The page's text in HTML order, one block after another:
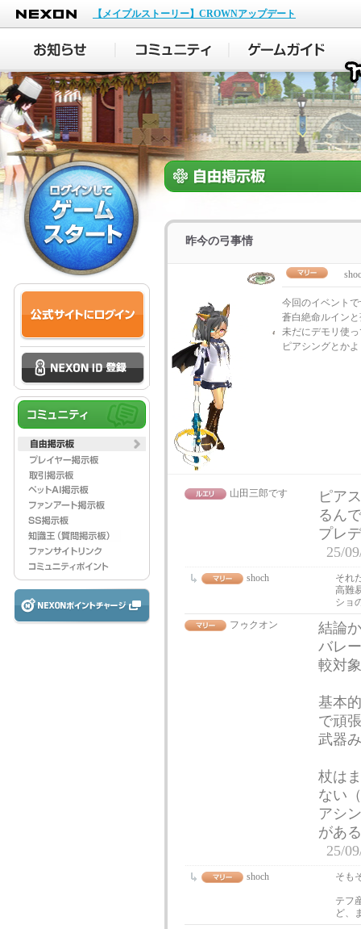
NEXON
【メイプルストーリー】CROWNアップデート
昨今の弓事情
今回のイベント
蒼白絶命ルイン
未だにデモリ使
ピアシングとか
山田三郎です
ピア
るん
プレ
25/
shoch
それ
高難
ショ
フゥクオン
結論
バレ
較対
基本
で頑
武器
杖は
ない
アシ
があ
25/
shoch そも
テフ
ど、